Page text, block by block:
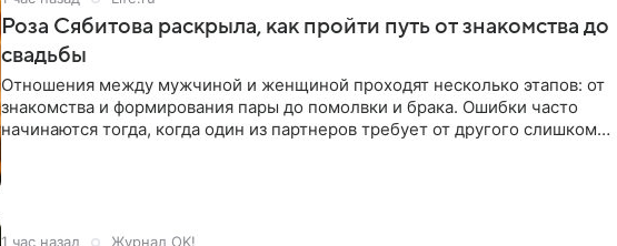
Роза Сябитова раскрыла, как пройти путь от знакомства до
свадьбы
Отношения между мужчиной и женщиной проходят несколько этапов: от
знакомства и формирования пары до помолвки и брака. Ошибки часто
начинаются тогда, когда один из партнеров требует от другого слишком
1 час назад Журнал OK!